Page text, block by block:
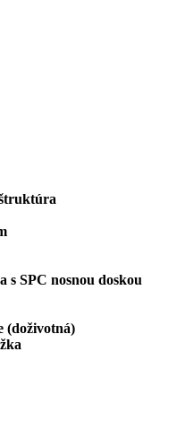
SPC nosnou doskou
(doživotná)